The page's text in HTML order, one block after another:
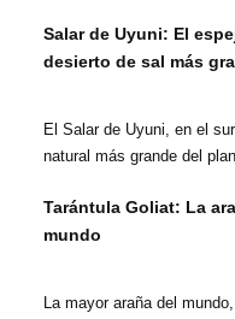
Salar de Uyuni: El
desierto de sal más
El Salar de Uyuni, en el
natural más grande del
Tarántula Goliat: La
mundo
La mayor araña del